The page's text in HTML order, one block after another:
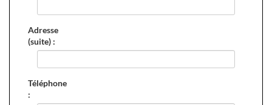
Adresse
(suite) :
Téléphone
: